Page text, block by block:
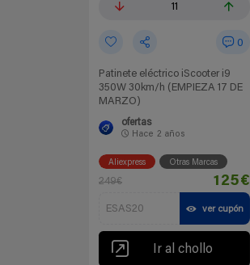
11
0
Patinete eléctrico iScooter i9
350W 30km/h (EMPIEZA 17 DE
MARZO)
ofertas
Hace 2 años
Aliexpress Otras Marcas
249€ 125€
ESAS20 ver cupón
Ir al chollo